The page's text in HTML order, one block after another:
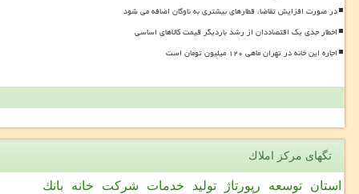
در صورت افزایش تقاضا، قطارهای بیشتری به ناوگان اضافه می شود
اخطار جدی یک اقتصاددان از رشد باردیگر قیمت کالاهای اساسی
اجاره این خانه در تهران ماهی ۱۲۰ میلیون تومان است
تگهای مركز املاك
استان توسعه رپورتاژ تولید خدمات شركت خانه بانك